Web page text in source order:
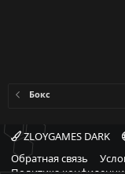
Бокс
ZLOYGAMES DARK
Обратная связь